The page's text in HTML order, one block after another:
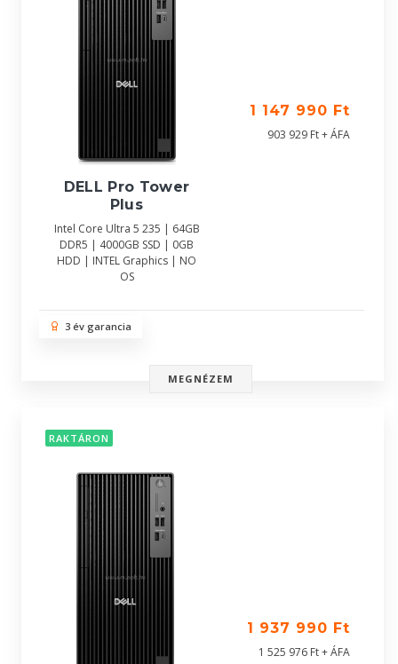
DELL Pro Tower
Plus
Intel Core Ultra 5 235 | 64GB
DDR5 | 4000GB SSD | 0GB
HDD | INTEL Graphics | NO
OS
1 147 990 Ft
903 929 Ft + ÁFA
3 év garancia
MEGNÉZEM
RAKTÁRON
1 937 990 Ft
1 525 976 Ft + ÁFA